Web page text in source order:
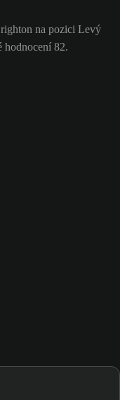
na pozici Levý
82.